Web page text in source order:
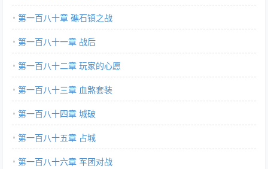
第一百八十章 礁石镇之战
第一百八十一章 战后
第一百八十二章 玩家的心愿
第一百八十三章 血煞套装
第一百八十四章 城破
第一百八十五章 占城
第一百八十六章 军团对战